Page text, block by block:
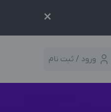
×
ورود / ثبت نام